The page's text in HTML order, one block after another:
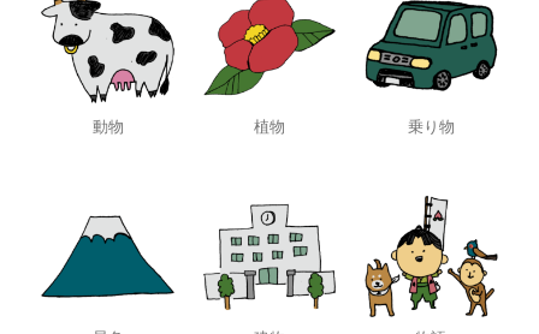
動物 植物 乗り物